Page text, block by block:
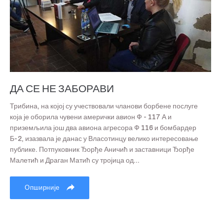
ДА СЕ НЕ ЗАБОРАВИ
Трибина, на којој су учествовали чланови борбене послуге
која је оборила чувени амерички авион Ф - 117 А и
приземљила још два авиона агресора Ф 116 и бомбардер
Б-2, изазвала је данас у Власотинцу велико интересовање
публике. Потпуковник Ђорђе Аничић и заставници Ђорђе
Малетић и Драган Матић су тројица од...
Опширније